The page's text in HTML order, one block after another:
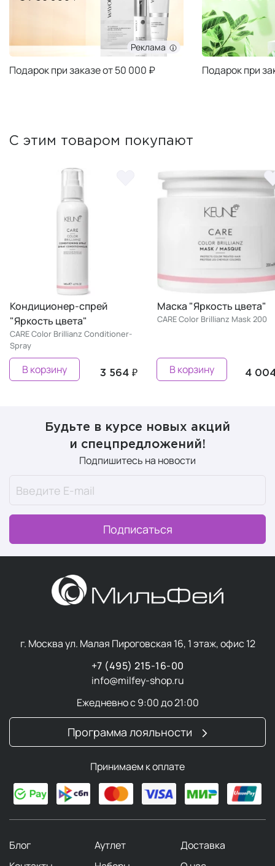
Реклама
Подарок при заказе от 50 000 ₽ Подарок при
С этим товаром покупают
Кондиционер-спрей
"Яркость цвета"
CARE Color Brillianz Conditioner-
Spray
3 564 ₽
В корзину
Маска "Яркость цвета"
CARE Color Brillianz Mask 200
4
В корзину
Будьте в курсе новых акций
и спецпредложений!
Подпишитесь на новости
Подписаться
г. Москва ул. Малая Пироговская 16, 1 этаж, офис 12
+7 (495) 215-16-00
info@milfey-shop.ru
Ежедневно с 9:00 до 21:00
Программа лояльности
Принимаем к оплате
Блог Аутлет
Доставка